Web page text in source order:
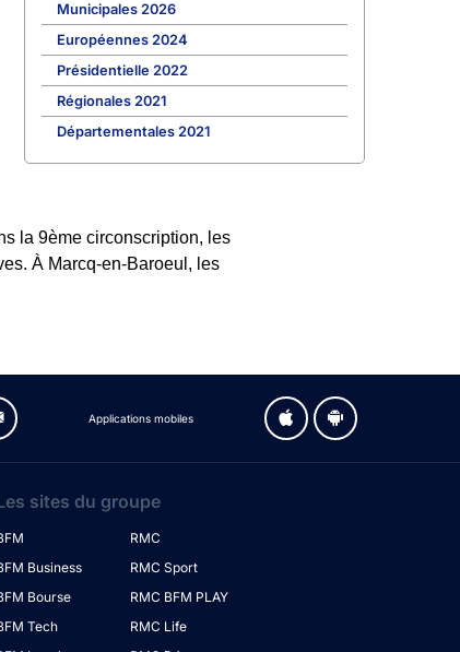
Municipales 2026
Européennes 2024
Présidentielle 2022
Régionales 2021
Départementales 2021
la 9ème circonscription, les
À Marcq-en-Baroeul, les
Applications mobiles
sites du groupe
Business
Bourse
Tech
RMC
RMC Sport
RMC BFM PLAY
RMC Life